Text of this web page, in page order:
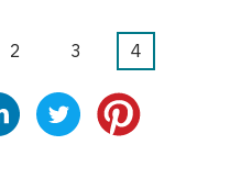
Σελίδα
2 Σελίδα
3
Τρέχουσα
4